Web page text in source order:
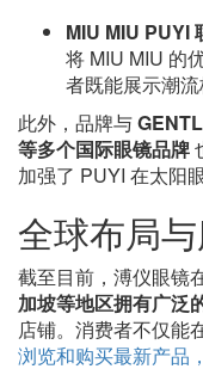
MIU MIU PUYI
将 MIU MIU 的
者既能展示潮流
此外，品牌与
等多个国际眼镜品牌
加强了 PUYI 在太阳
全球布局
截至目前，溥仪眼镜
加坡等地区拥有广泛
店铺。消费者不仅能
浏览和购买最新产品